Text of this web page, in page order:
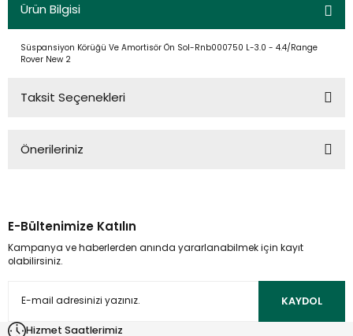
Ürün Bilgisi
Süspansiyon Körüğü Ve Amortisör Ön Sol-Rnb000750 L-3.0 - 4.4/Range
Rover New 2
Taksit Seçenekleri
Önerileriniz
kullanarak tarafımıza iletebilirsiniz.
Görüş ve önerileriniz için teşekkür ederiz.
Ürün açıklamasında eksik bilgiler bulunuyor.
E-Bültenimize Katılın
Kampanya ve haberlerden anında yararlanabilmek için kayıt
olabilirsiniz.
KAYDOL
Hizmet Saatlerimiz